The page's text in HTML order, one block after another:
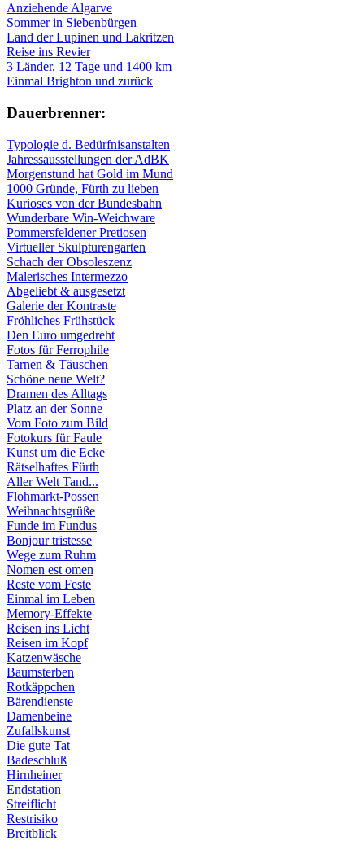
Anziehende Algarve
Sommer in Siebenbürgen
Land der Lupinen und Lakritzen
Reise ins Revier
3 Länder, 12 Tage und 1400 km
Einmal Brighton und zurück
Dau­er­bren­ner:
Typologie d. Bedürfnisanstalten
Jahressausstellungen der AdBK
Morgenstund hat Gold im Mund
1000 Gründe, Fürth zu lieben
Kurioses von der Bundesbahn
Wunderbare Win-Weichware
Pommersfeldener Pretiosen
Virtueller Skulpturengarten
Schach der Obsoleszenz
Malerisches Intermezzo
Abgeliebt & ausgesetzt
Galerie der Kontraste
Fröhliches Frühstück
Den Euro umgedreht
Fotos für Ferrophile
Tarnen & Täuschen
Schöne neue Welt?
Dramen des Alltags
Platz an der Sonne
Vom Foto zum Bild
Fotokurs für Faule
Kunst um die Ecke
Rätselhaftes Fürth
Aller Welt Tand...
Flohmarkt-Possen
Weihnachtsgrüße
Funde im Fundus
Bonjour tristesse
Wege zum Ruhm
Nomen est omen
Reste vom Feste
Einmal im Leben
Memory-Effekte
Reisen ins Licht
Reisen im Kopf
Katzenwäsche
Baumsterben
Rotkäppchen
Bärendienste
Damenbeine
Zufallskunst
Die gute Tat
Badeschluß
Hirnheiner
Endstation
Streiflicht
Restrisiko
Breitblick